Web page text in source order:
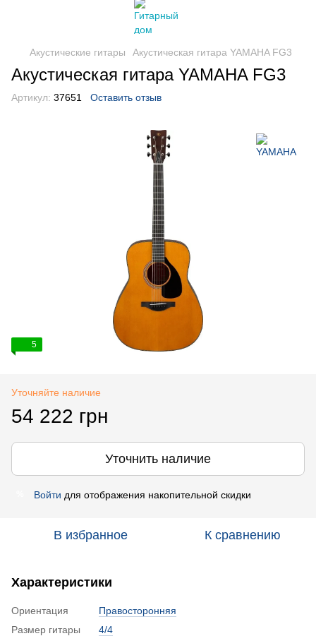
Акустические гитары Акустическая гитара YAMAHA FG3
Акустическая гитара YAMAHA FG3
Артикул: 37651 Оставить отзыв
5
Уточняйте наличие
54 222 грн
Уточнить наличие
Войти для отображения накопительной скидки
В избранное К сравнению
Характеристики
Ориентация
Правосторонняя
Размер гитары
4/4